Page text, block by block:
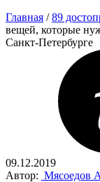
Главная / 89
вещей, которые
Санкт-Петербурге
09.12.2019
Автор: Мясоедов